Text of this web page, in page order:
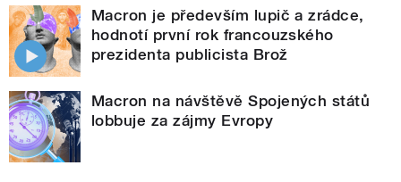
Macron je především lupič a zrádce,
hodnotí první rok francouzského
prezidenta publicista Brož
Macron na návštěvě Spojených států
lobbuje za zájmy Evropy